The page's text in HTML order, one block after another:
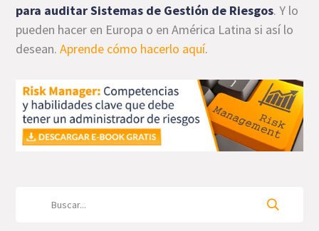
para auditar Sistemas de Gestión de Riesgos. Y lo
pueden hacer en Europa o en América Latina si así lo
desean.Aprende cómo hacerlo aquí.